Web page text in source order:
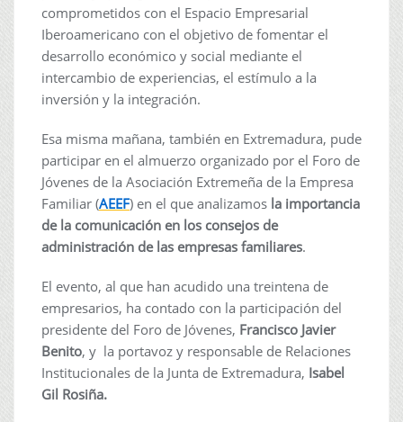
comprometidos con el Espacio Empresarial
Iberoamericano con el objetivo de fomentar el
desarrollo económico y social mediante el
intercambio de experiencias, el estímulo a la
inversión y la integración.
Esa misma mañana, también en Extremadura, pude
participar en el almuerzo organizado por el Foro de
Jóvenes de la Asociación Extremeña de la Empresa
Familiar (AEEF) en el que analizamos la importancia
de la comunicación en los consejos de
administración de las empresas familiares.
El evento, al que han acudido una treintena de
empresarios, ha contado con la participación del
presidente del Foro de Jóvenes, Francisco Javier
Benito, y la portavoz y responsable de Relaciones
Institucionales de la Junta de Extremadura, Isabel
Gil Rosiña.